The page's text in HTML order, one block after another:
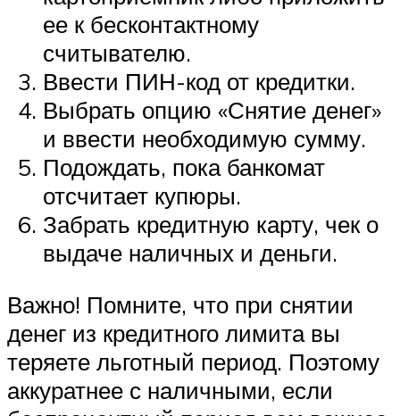
ее к бесконтактному
считывателю.
Ввести ПИН-код от кредитки.
Выбрать опцию «Снятие денег»
и ввести необходимую сумму.
Подождать, пока банкомат
отсчитает купюры.
Забрать кредитную карту, чек о
выдаче наличных и деньги.
Важно! Помните, что при снятии
денег из кредитного лимита вы
теряете льготный период. Поэтому
аккуратнее с наличными, если